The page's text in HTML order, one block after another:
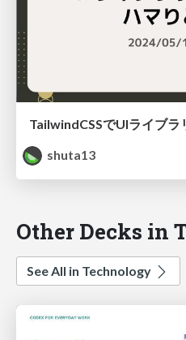
shuta13
Other Decks in
See All in Technology